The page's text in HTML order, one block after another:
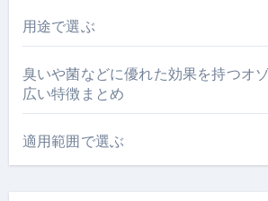
用途で選ぶ
臭いや菌などに優れた効果を持つオ
広い特徴まとめ
適用範囲で選ぶ